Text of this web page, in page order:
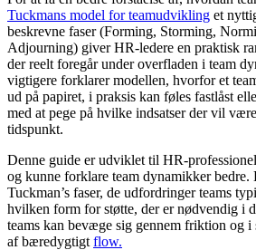
Tuckmans model for teamudvikling et
beskrevne faser (Forming, Storming,
Adjourning) giver HR-ledere en praktisk
der reelt foregår under overfladen i team
vigtigere forklarer modellen, hvorfor et
ud på papiret, i praksis kan føles fastlåst
med at pege på hvilke indsatser der vil
tidspunkt.
Denne guide er udviklet til HR-
og kunne forklare team dynamikker bedre.
Tuckman’s faser, de udfordringer teams
hvilken form for støtte, der er nødvendig i
teams kan bevæge sig gennem friktion og i
af bæredygtigt flow.